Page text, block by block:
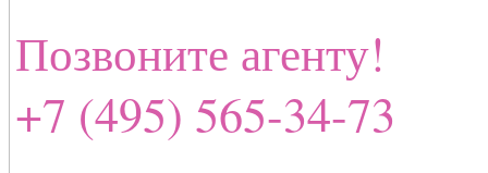
Позвоните агенту!
+7 (495) 565-34-73